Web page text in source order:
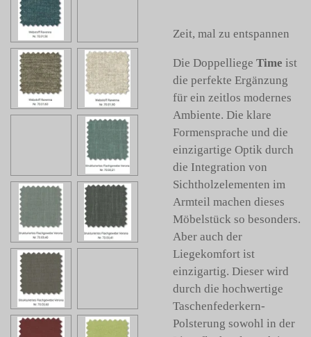
Zeit, mal zu entspannen
Die Doppelliege Time ist
die perfekte Ergänzung
für ein zeitlos modernes
Ambiente. Die klare
Formensprache und die
einzigartige Optik durch
die Integration von
Sichtholzelementen im
Armteil machen dieses
Möbelstück so besonders.
Aber auch der
Liegekomfort ist
einzigartig. Dieser wird
durch die hochwertige
Taschenfederkern-
Polsterung sowohl in der